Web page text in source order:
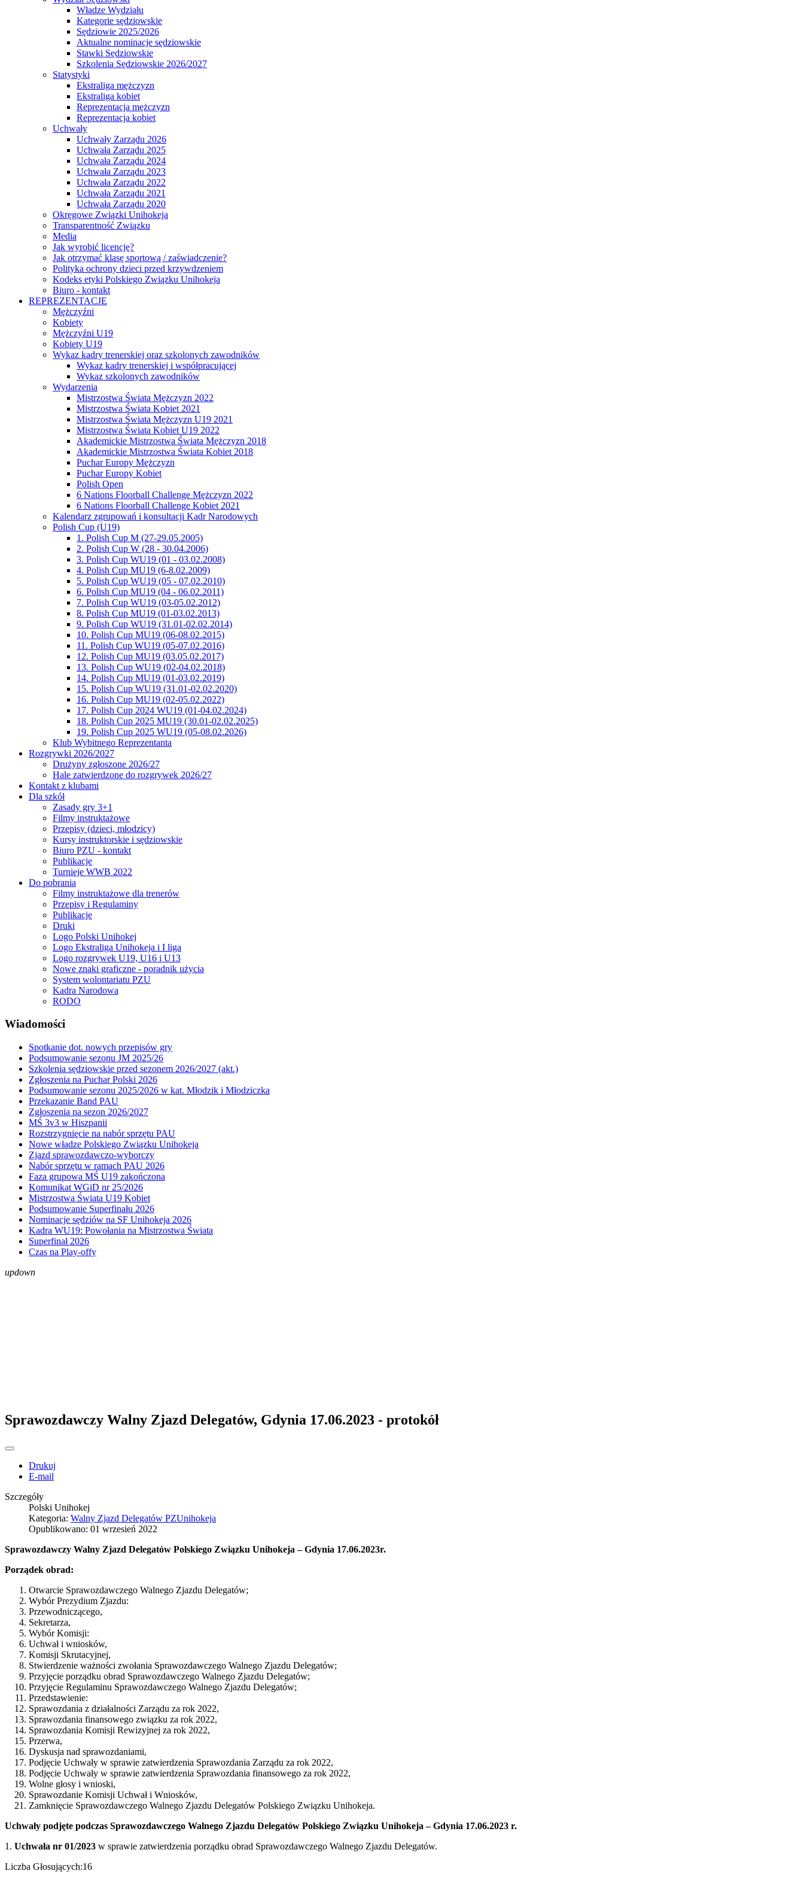
Władze Wydziału
Kategorie sędziowskie
Sędziowie 2025/2026
Aktualne nominacje sędziowskie
Stawki Sędziowskie
Szkolenia Sędziowskie 2026/2027
Statystyki
Ekstraliga mężczyzn
Ekstraliga kobiet
Reprezentacja mężczyzn
Reprezentacja kobiet
Uchwały
Uchwały Zarządu 2026
Uchwała Zarządu 2025
Uchwała Zarządu 2024
Uchwała Zarządu 2023
Uchwała Zarządu 2022
Uchwała Zarządu 2021
Uchwała Zarządu 2020
Okręgowe Związki Unihokeja
Transparentność Związku
Media
Jak wyrobić licencję?
Jak otrzymać klasę sportową / zaświadczenie?
Polityka ochrony dzieci przed krzywdzeniem
Kodeks etyki Polskiego Związku Unihokeja
Biuro - kontakt
REPREZENTACJE
Mężczyźni
Kobiety
Mężczyźni U19
Kobiety U19
Wykaz kadry trenerskiej oraz szkolonych zawodników
Wykaz kadry trenerskiej i współpracującej
Wykaz szkolonych zawodników
Wydarzenia
Mistrzostwa Świata Mężczyzn 2022
Mistrzostwa Świata Kobiet 2021
Mistrzostwa Świata Mężczyzn U19 2021
Mistrzostwa Świata Kobiet U19 2022
Akademickie Mistrzostwa Świata Mężczyzn 2018
Akademickie Mistrzostwa Świata Kobiet 2018
Puchar Europy Mężczyzn
Puchar Europy Kobiet
Polish Open
6 Nations Floorball Challenge Mężczyzn 2022
6 Nations Floorball Challenge Kobiet 2021
Kalendarz zgrupowań i konsultacji Kadr Narodowych
Polish Cup (U19)
1. Polish Cup M (27-29.05.2005)
2. Polish Cup W (28 - 30.04.2006)
3. Polish Cup WU19 (01 - 03.02.2008)
4. Polish Cup MU19 (6-8.02.2009)
5. Polish Cup WU19 (05 - 07.02.2010)
6. Polish Cup MU19 (04 - 06.02.2011)
7. Polish Cup WU19 (03-05.02.2012)
8. Polish Cup MU19 (01-03.02.2013)
9. Polish Cup WU19 (31.01-02.02.2014)
10. Polish Cup MU19 (06-08.02.2015)
11. Polish Cup WU19 (05-07.02.2016)
12. Polish Cup MU19 (03.05.02.2017)
13. Polish Cup WU19 (02-04.02.2018)
14. Polish Cup MU19 (01-03.02.2019)
15. Polish Cup WU19 (31.01-02.02.2020)
16. Polish Cup MU19 (02-05.02.2022)
17. Polish Cup 2024 WU19 (01-04.02.2024)
18. Polish Cup 2025 MU19 (30.01-02.02.2025)
19. Polish Cup 2025 WU19 (05-08.02.2026)
Klub Wybitnego Reprezentanta
Rozgrywki 2026/2027
Drużyny zgłoszone 2026/27
Hale zatwierdzone do rozgrywek 2026/27
Kontakt z klubami
Dla szkół
Zasady gry 3+1
Filmy instruktażowe
Przepisy (dzieci, młodzicy)
Kursy instruktorskie i sędziowskie
Biuro PZU - kontakt
Publikacje
Turnieje WWB 2022
Do pobrania
Filmy instruktażowe dla trenerów
Przepisy i Regulaminy
Publikacje
Druki
Logo Polski Unihokej
Logo Ekstraliga Unihokeja i I liga
Logo rozgrywek U19, U16 i U13
Nowe znaki graficzne - poradnik użycia
System wolontariatu PZU
Kadra Narodowa
RODO
Wiadomości
Spotkanie dot. nowych przepisów gry
Podsumowanie sezonu JM 2025/26
Szkolenia sędziowskie przed sezonem 2026/2027 (akt.)
Zgłoszenia na Puchar Polski 2026
Podsumowanie sezonu 2025/2026 w kat. Młodzik i Młodziczka
Przekazanie Band PAU
Zgłoszenia na sezon 2026/2027
MŚ 3v3 w Hiszpanii
Rozstrzygnięcie na nabór sprzętu PAU
Nowe władze Polskiego Związku Unihokeja
Zjazd sprawozdawczo-wyborczy
Nabór sprzętu w ramach PAU 2026
Faza grupowa MŚ U19 zakończona
Komunikat WGiD nr 25/2026
Mistrzostwa Świata U19 Kobiet
Podsumowanie Superfinału 2026
Nominacje sędziów na SF Unihokeja 2026
Kadra WU19: Powołania na Mistrzostwa Świata
Superfinał 2026
Czas na Play-offy
updown
Sprawozdawczy Walny Zjazd Delegatów, Gdynia 17.06.2023 - protokół
Drukuj
E-mail
Szczegóły
Polski Unihokej
Kategoria: Walny Zjazd Delegatów PZUnihokeja
Opublikowano: 01 wrzesień 2022
Sprawozdawczy Walny Zjazd Delegatów Polskiego Związku Unihokeja – Gdynia 17.06.2023r.
Porządek obrad:
Otwarcie Sprawozdawczego Walnego Zjazdu Delegatów;
Wybór Prezydium Zjazdu:
Przewodniczącego,
Sekretarza,
Wybór Komisji:
Uchwał i wniosków,
Komisji Skrutacyjnej,
Stwierdzenie ważności zwołania Sprawozdawczego Walnego Zjazdu Delegatów;
Przyjęcie porządku obrad Sprawozdawczego Walnego Zjazdu Delegatów;
Przyjęcie Regulaminu Sprawozdawczego Walnego Zjazdu Delegatów;
Przedstawienie:
Sprawozdania z działalności Zarządu za rok 2022,
Sprawozdania finansowego związku za rok 2022,
Sprawozdania Komisji Rewizyjnej za rok 2022,
Przerwa,
Dyskusja nad sprawozdaniami,
Podjęcie Uchwały w sprawie zatwierdzenia Sprawozdania Zarządu za rok 2022,
Podjęcie Uchwały w sprawie zatwierdzenia Sprawozdania finansowego za rok 2022,
Wolne głosy i wnioski,
Sprawozdanie Komisji Uchwał i Wniosków,
Zamknięcie Sprawozdawczego Walnego Zjazdu Delegatów Polskiego Związku Unihokeja.
Uchwały podjęte podczas Sprawozdawczego Walnego Zjazdu Delegatów Polskiego Związku Unihokeja – Gdynia 17.06.2023 r.
1. Uchwała nr 01/2023 w sprawie zatwierdzenia porządku obrad Sprawozdawczego Walnego Zjazdu Delegatów.
Liczba Głosujących:16